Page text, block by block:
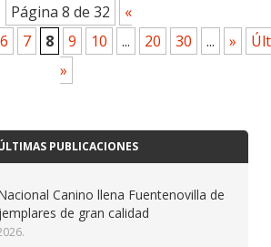
Página 8 de 32
«
6 7 8 9 10 ... 20 30 ... »
»
PUBLICACIONES
Canino llena Fuentenovilla de
de gran calidad